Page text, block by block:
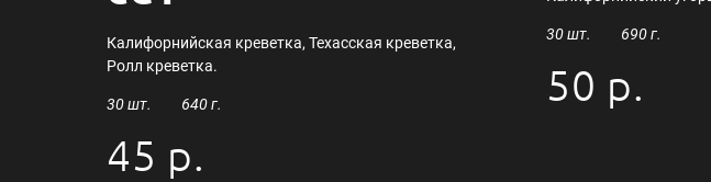
Калифорнийская креветка, Техасская креветка,
Ролл креветка.
30 шт. 640 г.
45 р.
30 шт. 690 г.
50 р.